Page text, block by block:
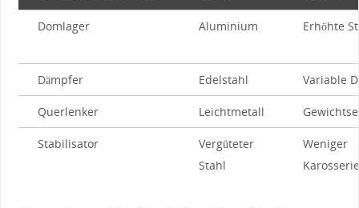
Domlager Aluminium Erhöhte
Dämpfer Edelstahl Variable
Querlenker Leichtmetall
Stabilisator
Vergüteter
‍Stahl
Weniger‍